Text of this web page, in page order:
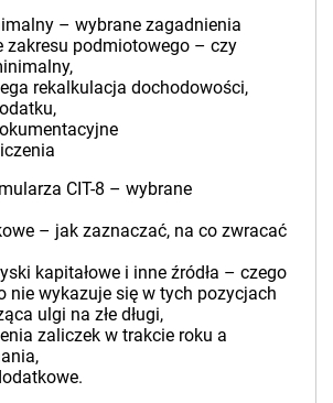
– wybrane zagadnienia
zakresu podmiotowego – czy
rekalkulacja dochodowości,
CIT-8 – wybrane
– jak zaznaczać, na co zwracać
kapitałowe i inne źródła – czego
nie wykazuje się w tych pozycjach
ulgi na złe długi,
zaliczek w trakcie roku a